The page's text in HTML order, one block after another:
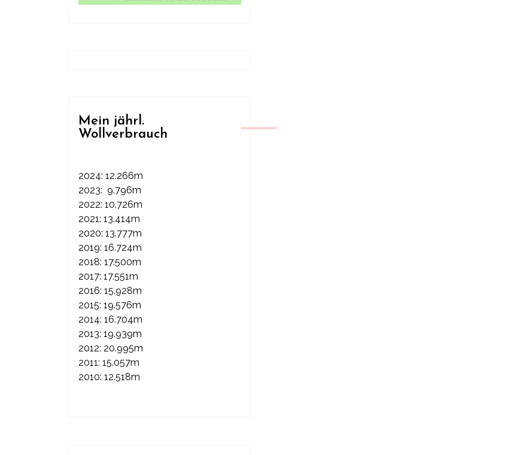
Mein jährl.
Wollverbrauch
2024: 12.266m
2023: 9.796m
2022: 10.726m
2021: 13.414m
2020: 13.777m
2019: 16.724m
2018: 17.500m
2017: 17.551m
2016: 15.928m
2015: 19.576m
2014: 16.704m
2013: 19.939m
2012: 20.995m
2011: 15.057m
2010: 12.518m